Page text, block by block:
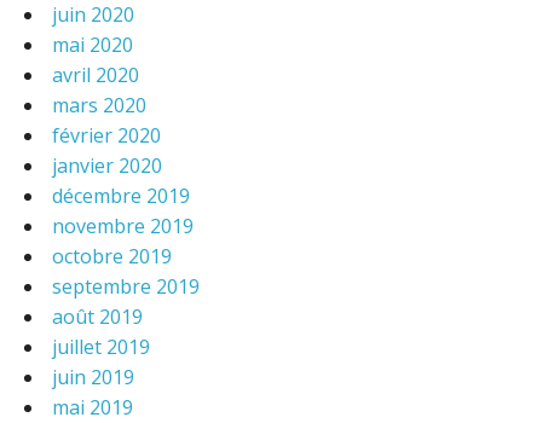
juin 2020
mai 2020
avril 2020
mars 2020
février 2020
janvier 2020
décembre 2019
novembre 2019
octobre 2019
septembre 2019
août 2019
juillet 2019
juin 2019
mai 2019